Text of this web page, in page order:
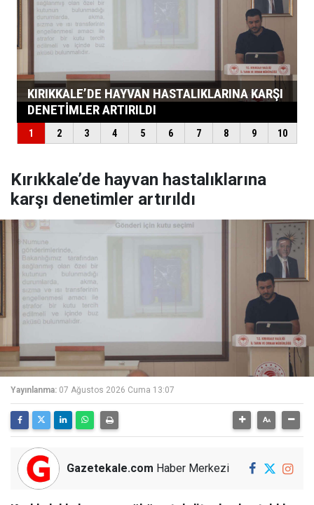
Kırıkkale’de hayvan hastalıklarına
karşı denetimler artırıldı
Yayınlanma: 07 Ağustos 2026 Cuma 13:07
Gazetekale.com Haber Merkezi